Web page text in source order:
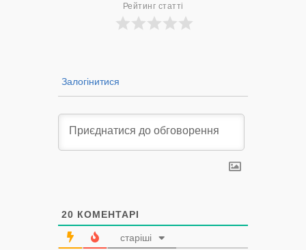
Рейтинг статті
Залогінитися
20 КОМЕНТАРІ
старіші